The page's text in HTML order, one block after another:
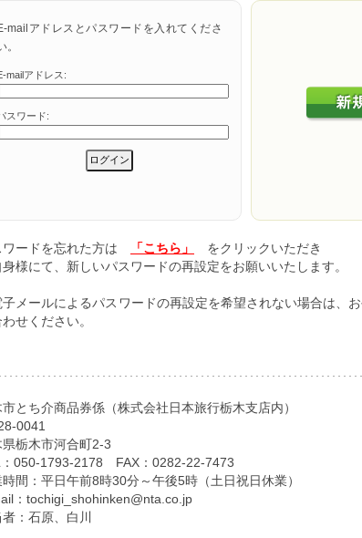
mailアドレスとパスワードを入れてくださ
。
mailアドレス:
スワード:
ワードを忘れた方は 「こちら」
をクリックいただき
身様にて、新しいパスワードの再設定をお願いいたします。
メールによるパスワードの再設定を希望されない場合は、
せください。
とち介商品券係（株式会社日本旅行栃木支店内）
0041
県栃木市河合町2-3
050-1793-2178 FAX：0282-22-7473
間：平日午前8時30分～午後5時（土日祝日休業）
：tochigi_shohinken@nta.co.jp
：石原、白川